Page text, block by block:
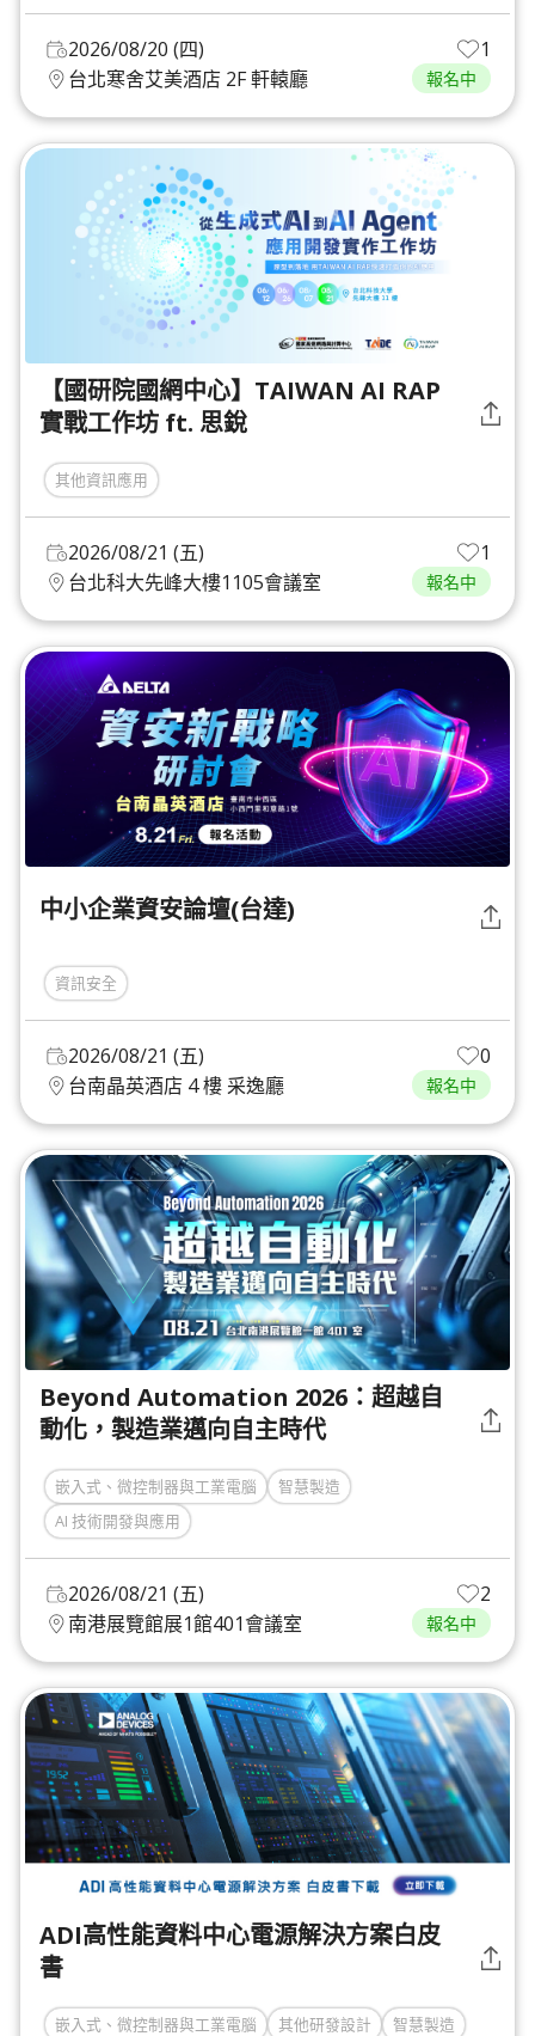
2026/08/20 (四)
1
台北寒舍艾美酒店 2F 軒轅廳
報名中
【國研院國網中心】TAIWAN AI RAP
實戰工作坊 ft. 思銳
其他資訊應用
2026/08/21 (五)
1
台北科大先峰大樓1105會議室
報名中
中小企業資安論壇(台達)
資訊安全
2026/08/21 (五)
0
台南晶英酒店 4 樓 采逸廳
報名中
Beyond Automation 2026：超越自
動化，製造業邁向自主時代
嵌入式、微控制器與工業電腦
智慧製造
AI 技術開發與應用
2026/08/21 (五)
2
南港展覽館展1館401會議室
報名中
ADI高性能資料中心電源解決方案白皮
書
嵌入式、微控制器與工業電腦 其他研發設計 智慧製造